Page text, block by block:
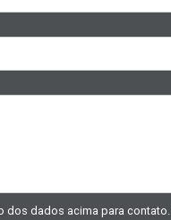
dos dados acima para contato.